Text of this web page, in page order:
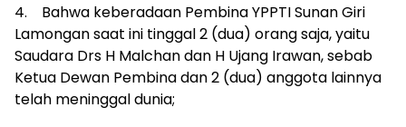
4. Bahwa keberadaan Pembina YPPTI Sunan Giri
Lamongan saat ini tinggal 2 (dua) orang saja, yaitu
Saudara Drs H Malchan dan H Ujang Irawan, sebab
Ketua Dewan Pembina dan 2 (dua) anggota lainnya
telah meninggal dunia;